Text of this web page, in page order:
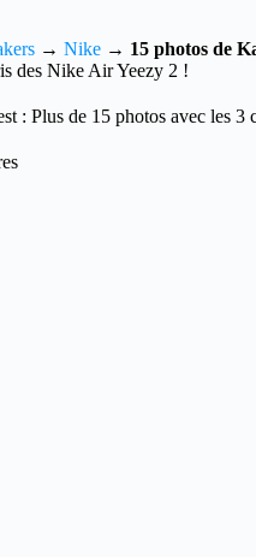
→ Nike → 15 photos de
des Nike Air Yeezy 2 !
: Plus de 15 photos avec les 3